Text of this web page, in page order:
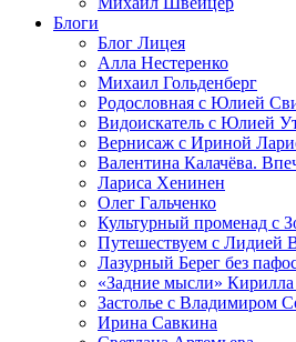
Блоги
Блог Лицея
Алла Нестеренко
Михаил Гольденберг
Родословная с Юлией
Видоискатель с Юлией
Вернисаж с Ириной
Валентина Калачёва.
Лариса Хенинен
Олег Гальченко
Культурный променад с
Путешествуем с Лидией
Лазурный Берег без
«Задние мысли»
Застолье с Владимиром
Ирина Савкина